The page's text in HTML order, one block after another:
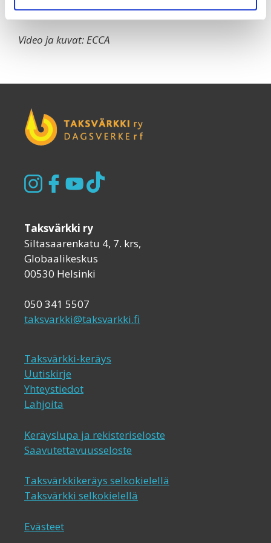
Video ja kuvat: ECCA
Taksvärkki ry
Siltasaarenkatu 4, 7. krs,
Globaalikeskus
00530 Helsinki
050 341 5507
taksvarkki@taksvarkki.fi
Taksvärkki-keräys
Uutiskirje
Yhteystiedot
Lahjoita
Keräyslupa ja rekisteriseloste
Saavutettavuusseloste
Taksvärkkikeräys selkokielellä
Taksvärkki selkokielellä
Evästeet